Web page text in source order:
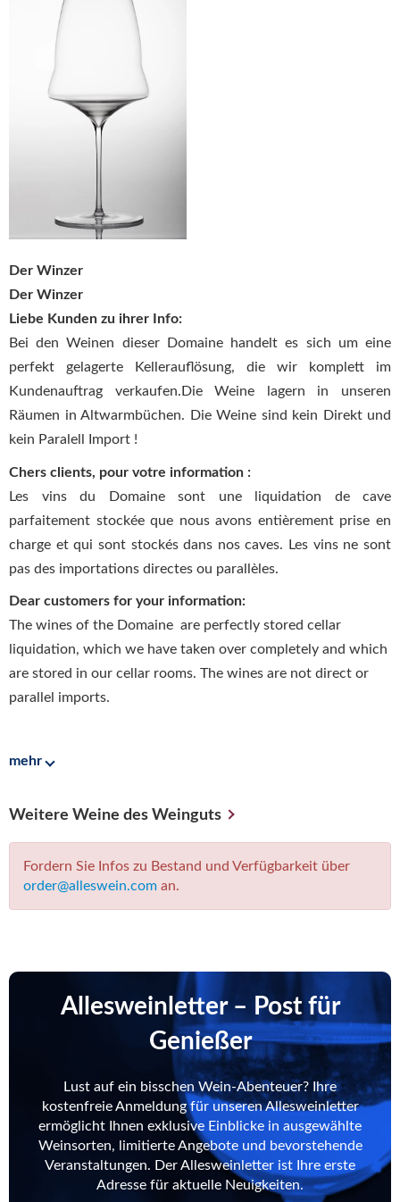
Der Winzer
Der Winzer
Liebe Kunden zu ihrer Info:
Bei den Weinen dieser Domaine handelt es sich um eine
perfekt gelagerte Kellerauflösung, die wir komplett im
Kundenauftrag verkaufen.Die Weine lagern in unseren
Räumen in Altwarmbüchen. Die Weine sind kein Direkt und
kein Paralell Import !
Chers clients, pour votre information :
Les vins du Domaine sont une liquidation de cave
parfaitement stockée que nous avons entièrement prise en
charge et qui sont stockés dans nos caves. Les vins ne sont
pas des importations directes ou parallèles.
Dear customers for your information:
The wines of the Domaine are perfectly stored cellar
liquidation, which we have taken over completely and which
are stored in our cellar rooms. The wines are not direct or
parallel imports.
mehr
Weitere Weine des Weinguts
Fordern Sie Infos zu Bestand und Verfügbarkeit über
order@alleswein.com an.
Allesweinletter – Post für
Genießer
Lust auf ein bisschen Wein-Abenteuer? Ihre
kostenfreie Anmeldung für unseren Allesweinletter
ermöglicht Ihnen exklusive Einblicke in ausgewählte
Weinsorten, limitierte Angebote und bevorstehende
Veranstaltungen. Der Allesweinletter ist Ihre erste
Adresse für aktuelle Neuigkeiten.